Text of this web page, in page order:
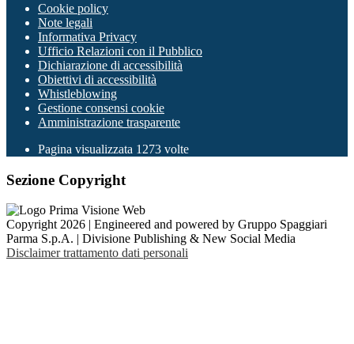
Cookie policy
Note legali
Informativa Privacy
Ufficio Relazioni con il Pubblico
Dichiarazione di accessibilità
Obiettivi di accessibilità
Whistleblowing
Gestione consensi cookie
Amministrazione trasparente
Pagina visualizzata 1273 volte
Sezione Copyright
Copyright 2026 | Engineered and powered by Gruppo Spaggiari
Parma S.p.A. | Divisione Publishing & New Social Media
Disclaimer trattamento dati personali